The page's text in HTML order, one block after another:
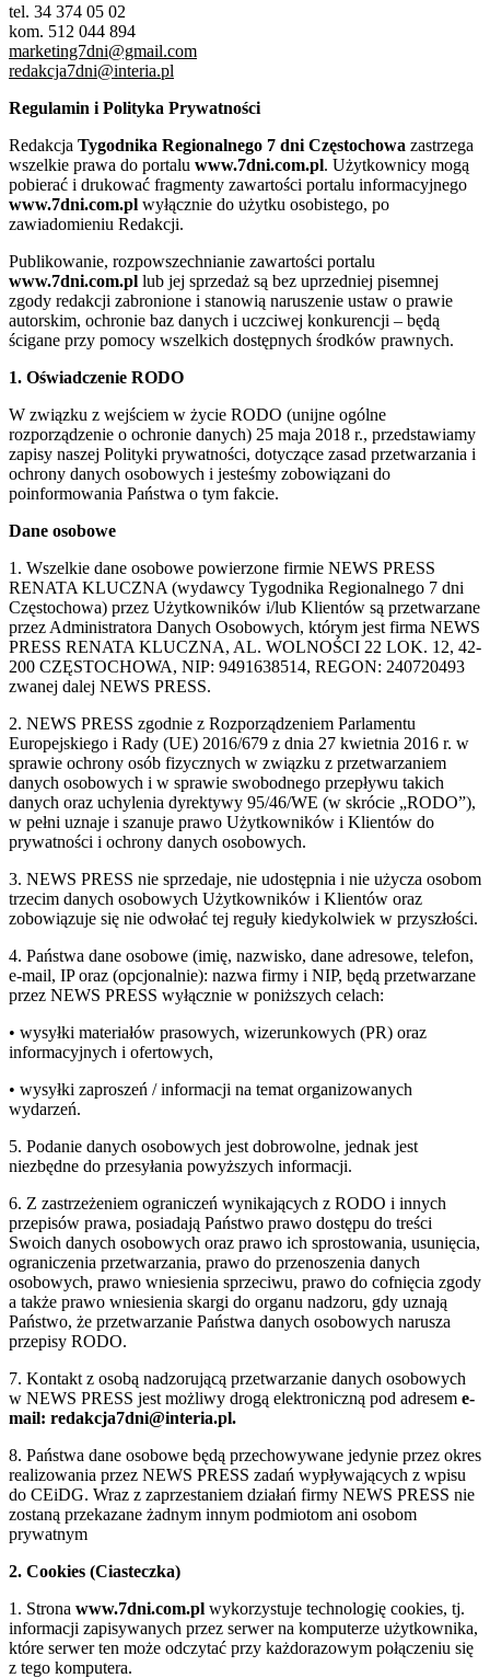
tel. 34 374 05 02
kom. 512 044 894
marketing7dni@gmail.com
redakcja7dni@interia.pl
Regulamin i Polityka Prywatności
Redakcja Tygodnika Regionalnego 7 dni Częstochowa zastrzega
wszelkie prawa do portalu www.7dni.com.pl. Użytkownicy mogą
pobierać i drukować fragmenty zawartości portalu informacyjnego
www.7dni.com.pl wyłącznie do użytku osobistego, po
zawiadomieniu Redakcji.
Publikowanie, rozpowszechnianie zawartości portalu
www.7dni.com.pl lub jej sprzedaż są bez uprzedniej pisemnej
zgody redakcji zabronione i stanowią naruszenie ustaw o prawie
autorskim, ochronie baz danych i uczciwej konkurencji – będą
ścigane przy pomocy wszelkich dostępnych środków prawnych.
1. Oświadczenie RODO
W związku z wejściem w życie RODO (unijne ogólne
rozporządzenie o ochronie danych) 25 maja 2018 r., przedstawiamy
zapisy naszej Polityki prywatności, dotyczące zasad przetwarzania i
ochrony danych osobowych i jesteśmy zobowiązani do
poinformowania Państwa o tym fakcie.
Dane osobowe
1. Wszelkie dane osobowe powierzone firmie NEWS PRESS
RENATA KLUCZNA (wydawcy Tygodnika Regionalnego 7 dni
Częstochowa) przez Użytkowników i/lub Klientów są przetwarzane
przez Administratora Danych Osobowych, którym jest firma NEWS
PRESS RENATA KLUCZNA, AL. WOLNOŚCI 22 LOK. 12, 42-
200 CZĘSTOCHOWA, NIP: 9491638514, REGON: 240720493
zwanej dalej NEWS PRESS.
2. NEWS PRESS zgodnie z Rozporządzeniem Parlamentu
Europejskiego i Rady (UE) 2016/679 z dnia 27 kwietnia 2016 r. w
sprawie ochrony osób fizycznych w związku z przetwarzaniem
danych osobowych i w sprawie swobodnego przepływu takich
danych oraz uchylenia dyrektywy 95/46/WE (w skrócie „RODO”),
w pełni uznaje i szanuje prawo Użytkowników i Klientów do
prywatności i ochrony danych osobowych.
3. NEWS PRESS nie sprzedaje, nie udostępnia i nie użycza osobom
trzecim danych osobowych Użytkowników i Klientów oraz
zobowiązuje się nie odwołać tej reguły kiedykolwiek w przyszłości.
4. Państwa dane osobowe (imię, nazwisko, dane adresowe, telefon,
e-mail, IP oraz (opcjonalnie): nazwa firmy i NIP, będą przetwarzane
przez NEWS PRESS wyłącznie w poniższych celach:
• wysyłki materiałów prasowych, wizerunkowych (PR) oraz
informacyjnych i ofertowych,
• wysyłki zaproszeń / informacji na temat organizowanych
wydarzeń.
5. Podanie danych osobowych jest dobrowolne, jednak jest
niezbędne do przesyłania powyższych informacji.
6. Z zastrzeżeniem ograniczeń wynikających z RODO i innych
przepisów prawa, posiadają Państwo prawo dostępu do treści
Swoich danych osobowych oraz prawo ich sprostowania, usunięcia,
ograniczenia przetwarzania, prawo do przenoszenia danych
osobowych, prawo wniesienia sprzeciwu, prawo do cofnięcia zgody
a także prawo wniesienia skargi do organu nadzoru, gdy uznają
Państwo, że przetwarzanie Państwa danych osobowych narusza
przepisy RODO.
7. Kontakt z osobą nadzorującą przetwarzanie danych osobowych
w NEWS PRESS jest możliwy drogą elektroniczną pod adresem e-
mail: redakcja7dni@interia.pl.
8. Państwa dane osobowe będą przechowywane jedynie przez okres
realizowania przez NEWS PRESS zadań wypływających z wpisu
do CEiDG. Wraz z zaprzestaniem działań firmy NEWS PRESS nie
zostaną przekazane żadnym innym podmiotom ani osobom
prywatnym
2. Cookies (Ciasteczka)
1. Strona www.7dni.com.pl wykorzystuje technologię cookies, tj.
informacji zapisywanych przez serwer na komputerze użytkownika,
które serwer ten może odczytać przy każdorazowym połączeniu się
z tego komputera.